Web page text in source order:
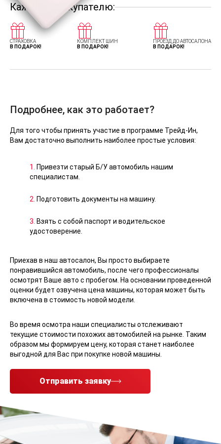
Каждому покупателю:
СТРАХОВКА
В ПОДАРОК!
КОМПЛЕКТ ШИН
В ПОДАРОК!
ПРОЕЗД ДО АВТОСАЛОНА
В ПОДАРОК!
Подробнее, как это работает?
Для того чтобы принять участие в программе Трейд-Ин,
Вам достаточно выполнить наиболее простые условия:
1.
Привезти старый Б/У автомобиль нашим
специалистам.
2. Подготовить документы на машину.
3. Взять с собой паспорт и водительское
удостоверение.
Приехав в наш автосалон, Вы просто выбираете
понравившийся автомобиль, после чего профессионалы
осмотрят Ваше авто с пробегом. На основании проведенной
оценки будет озвучена цена машины, которая может быть
включена в стоимость новой модели.
Во время осмотра наши специалисты отслеживают
текущие стоимости похожих автомобилей на рынке. Таким
образом мы формируем цену, которая станет наиболее
выгодной для Вас при покупке новой машины.
Отправить заявку